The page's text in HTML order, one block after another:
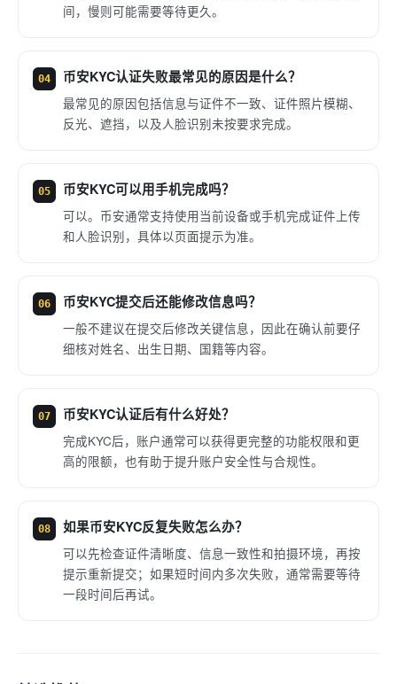
间，慢则可能需要等待更久。
04 币安KYC认证失败最常见的原因是什么？
最常见的原因包括信息与证件不一致、证件照片模糊、
反光、遮挡，以及人脸识别未按要求完成。
05 币安KYC可以用手机完成吗？
可以。币安通常支持使用当前设备或手机完成证件上传
和人脸识别，具体以页面提示为准。
06 币安KYC提交后还能修改信息吗？
一般不建议在提交后修改关键信息，因此在确认前要仔
细核对姓名、出生日期、国籍等内容。
07 币安KYC认证后有什么好处？
完成KYC后，账户通常可以获得更完整的功能权限和更
高的限额，也有助于提升账户安全性与合规性。
08 如果币安KYC反复失败怎么办？
可以先检查证件清晰度、信息一致性和拍摄环境，再按
提示重新提交；如果短时间内多次失败，通常需要等待
一段时间后再试。